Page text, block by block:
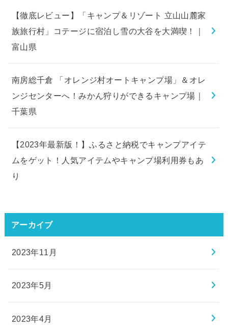
【徹底レビュー】「キャンプ＆リゾート 立山山麓家
族旅行村」コテージに宿泊し雪の大谷を大満喫！｜
富山県
南房総千倉 「オレンジ村オートキャンプ場」＆オレ
ンジセンターへ！みかん狩りができるキャンプ場｜
千葉県
【2023年最新版！】ふるさと納税でキャンプアイテ
ムをゲット！人気アイテムやキャンプ場利用券もあ
り
アーカイブ
2023年11月
2023年5月
2023年4月